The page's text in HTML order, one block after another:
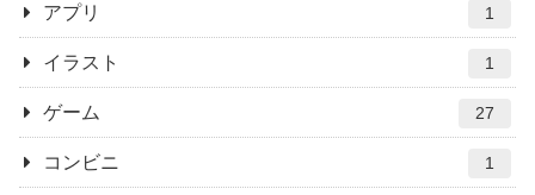
アプリ 1
イラスト 1
ゲーム 27
コンビニ 1